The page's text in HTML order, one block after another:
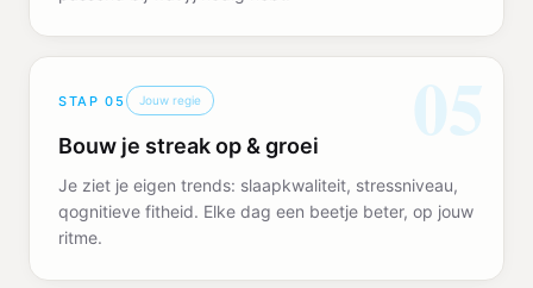
05
STAP05 Jouw regie
Bouw je streak op & groei
Je ziet je eigen trends: slaapkwaliteit, stressniveau,
qognitieve fitheid. Elke dag een beetje beter, op jouw
ritme.